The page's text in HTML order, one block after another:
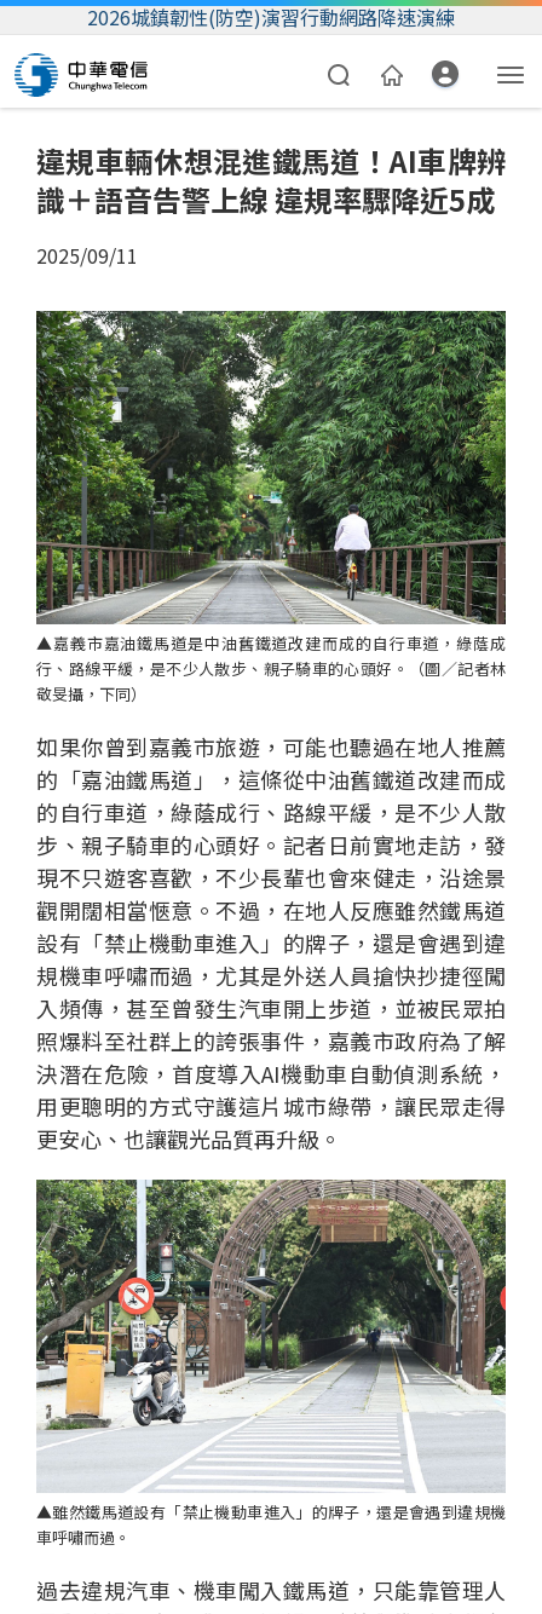
2026城鎮韌性(防空)演習行動網路降速演練
資費合約
帳單繳費
我的帳號
個
人
家
庭
企
業
國
際
科
技
研
發
關
於
我
們
產品
違規車輛休想混進鐵馬道！AI車牌辨
識＋語音告警上線 違規率驟降近5成
2025/09/11
▲嘉義市嘉油鐵馬道是中油舊鐵道改建而成的自行車道，綠蔭成
行、路線平緩，是不少人散步、親子騎車的心頭好。（圖／記者林
敬旻攝，下同）
如果你曾到嘉義市旅遊，可能也聽過在地人推薦
的「嘉油鐵馬道」，這條從中油舊鐵道改建而成
的自行車道，綠蔭成行、路線平緩，是不少人散
步、親子騎車的心頭好。記者日前實地走訪，發
現不只遊客喜歡，不少長輩也會來健走，沿途景
觀開闊相當愜意。不過，在地人反應雖然鐵馬道
設有「禁止機動車進入」的牌子，還是會遇到違
規機車呼嘯而過，尤其是外送人員搶快抄捷徑闖
入頻傳，甚至曾發生汽車開上步道，並被民眾拍
照爆料至社群上的誇張事件，嘉義市政府為了解
決潛在危險，首度導入AI機動車自動偵測系統，
用更聰明的方式守護這片城市綠帶，讓民眾走得
更安心、也讓觀光品質再升級。
▲雖然鐵馬道設有「禁止機動車進入」的牌子，還是會遇到違規機
車呼嘯而過。
過去違規汽車、機車闖入鐵馬道，只能靠管理人